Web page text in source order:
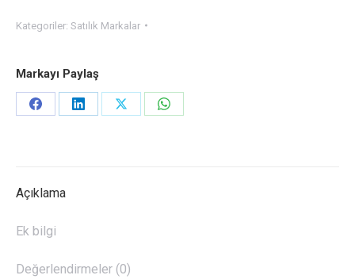
Kategoriler: Satılık Markalar
Markayı Paylaş
Paylaş Paylaş Paylaş Paylaş
Açıklama
Ek bilgi
Değerlendirmeler (0)